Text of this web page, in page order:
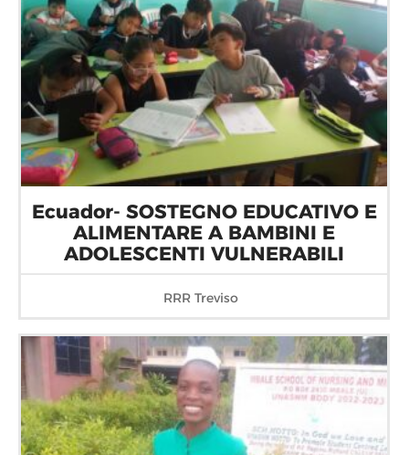
Ecuador- SOSTEGNO EDUCATIVO E
ALIMENTARE A BAMBINI E
ADOLESCENTI VULNERABILI
RRR Treviso